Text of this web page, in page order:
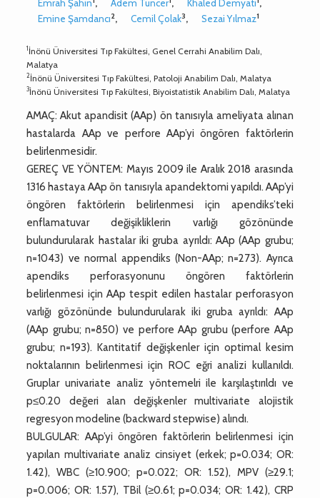
Emrah Şahin , Adem Tuncer , Khaled Demyati ,
Emine Şamdancı2, Cemil Çolak3, Sezai Yılmaz1
1İnönü Üniversitesi Tıp Fakültesi, Genel Cerrahi Anabilim Dalı,
Malatya
2İnönü Üniversitesi Tıp Fakültesi, Patoloji Anabilim Dalı, Malatya
3İnönü Üniversitesi Tıp Fakültesi, Biyoistatistik Anabilim Dalı, Malatya
AMAÇ: Akut apandisit (AAp) ön tanısıyla ameliyata alınan
hastalarda AAp ve perfore AAp’yi öngören faktörlerin
belirlenmesidir.
GEREÇ VE YÖNTEM: Mayıs 2009 ile Aralık 2018 arasında
1316 hastaya AAp ön tanısıyla apandektomi yapıldı. AAp’yi
öngören faktörlerin belirlenmesi için apendiks’teki
enflamatuvar değişikliklerin varlığı gözönünde
bulundurularak hastalar iki gruba ayrıldı: AAp (AAp grubu;
n=1043) ve normal appendiks (Non-AAp; n=273). Ayrıca
apendiks perforasyonunu öngören faktörlerin
belirlenmesi için AAp tespit edilen hastalar perforasyon
varlığı gözönünde bulundurularak iki gruba ayrıldı: AAp
(AAp grubu; n=850) ve perfore AAp grubu (perfore AAp
grubu; n=193). Kantitatif değişkenler için optimal kesim
noktalarının belirlenmesi için ROC eğri analizi kullanıldı.
Gruplar univariate analiz yöntemelri ile karşılaştırıldı ve
p≤0.20 değeri alan değişkenler multivariate alojistik
regresyon modeline (backward stepwise) alındı.
BULGULAR: AAp’yi öngören faktörlerin belirlenmesi için
yapılan multivariate analiz cinsiyet (erkek; p=0.034; OR:
1.42), WBC (≥10.900; p=0.022; OR: 1.52), MPV (≥29.1;
p=0.006; OR: 1.57), TBil (≥0.61; p=0.034; OR: 1.42), CRP